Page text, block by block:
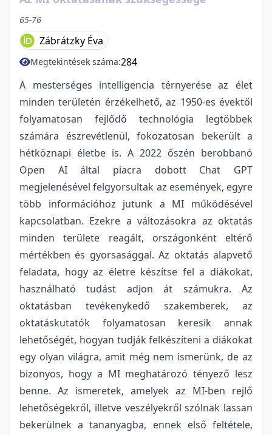
65-76
Zábrátzky Éva
Megtekintések száma:284
A mesterséges intelligencia térnyerése az élet
minden területén érzékelhető, az 1950-es évektől
folyamatosan fejlődő technológia legtöbbek
számára észrevétlenül, fokozatosan bekerült a
hétköznapi életbe is. A 2022 őszén berobbanó
Open AI által piacra dobott Chat GPT
megjelenésével felgyorsultak az események, egyre
több információhoz jutunk a MI működésével
kapcsolatban. Ezekre a változásokra az oktatás
minden területe reagált, országonként eltérő
mértékben és gyorsasággal. Az oktatás alapvető
feladata, hogy az életre készítse fel a diákokat,
használható tudást adjon át számukra. Az
oktatásban tevékenykedő szakemberek, az
oktatáskutatók folyamatosan keresik annak
lehetőségét, hogyan tudják felkészíteni a diákokat
egy olyan világra, amit még nem ismerünk, de az
bizonyos, hogy a MI meghatározó tényező lesz
benne. Az ismeretek, amelyek az MI-ben rejlő
lehetőségekről, illetve veszélyekről szólnak lassan
bekerülnek a tananyagba, ennek első feltétele,